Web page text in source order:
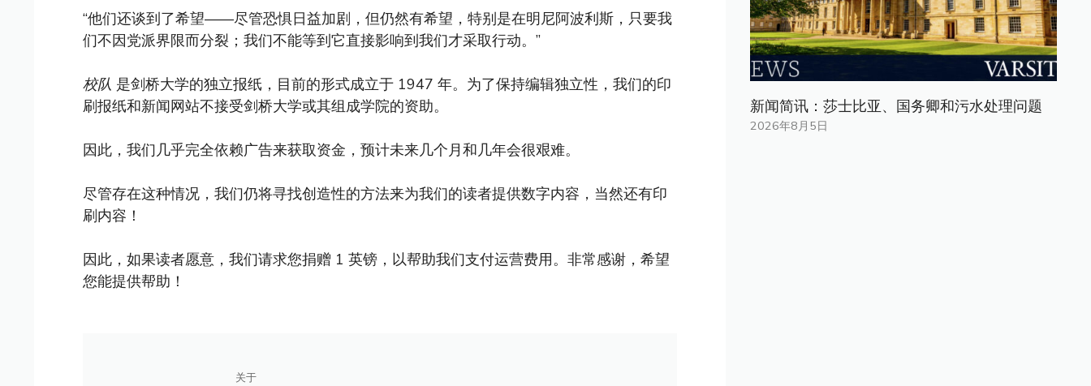
“他们还谈到了希望——尽管恐惧日益加剧，但仍然有希望，特别是在明尼阿波利斯，只要我
们不因党派界限而分裂；我们不能等到它直接影响到我们才采取行动。”
校队 是剑桥大学的独立报纸，目前的形式成立于 1947 年。为了保持编辑独立性，我们的印
刷报纸和新闻网站不接受剑桥大学或其组成学院的资助。
因此，我们几乎完全依赖广告来获取资金，预计未来几个月和几年会很艰难。
尽管存在这种情况，我们仍将寻找创造性的方法来为我们的读者提供数字内容，当然还有印
刷内容！
因此，如果读者愿意，我们请求您捐赠 1 英镑，以帮助我们支付运营费用。非常感谢，希望
您能提供帮助！
关于
新闻简讯：莎士比亚、国务卿和污水处理问题
2026年8月5日